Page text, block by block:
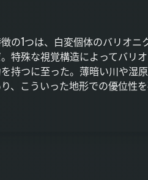
の1つは、白変個体のバリオニ
特殊な視覚構造によってバリ
持つに至った。薄暗い川や湿
、こういった地形での優位性